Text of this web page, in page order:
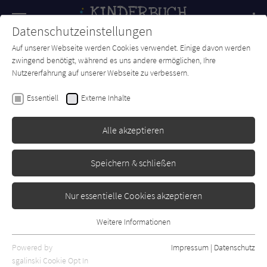
SUCHE Forum Charts Newsletter
Tanja Heitmann
Anik und das Geheimnis des
Rowohlt Rotfuchs
Datenschutzeinstellungen
Auf unserer Webseite werden Cookies verwendet. Einige davon werden
zwingend benötigt, während es uns andere ermöglichen, Ihre
Nutzererfahrung auf unserer Webseite zu verbessern.
Essentiell Externe Inhalte
Alle akzeptieren
Speichern & schließen
Nur essentielle Cookies akzeptieren
Essentielle Cookies werden für grundlegende Funktionen der
Webseite benötigt. Dadurch ist gewährleistet, dass die Webseite
Weitere Informationen
Powered by
sgalinski Cookie Opt In
Impressum | Datenschutz